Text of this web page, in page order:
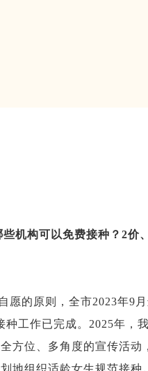
机构可以免费接种？2价
愿的原则，全市2023年9
工作已完成。2025年，
方位、多角度的宣传活动
地组织适龄女生规范接种。